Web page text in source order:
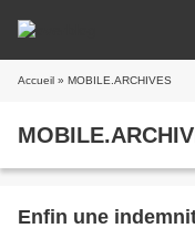
Accueil » MOBILE.ARCHIVES
Enfin une